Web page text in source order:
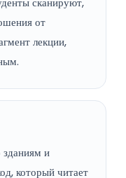
от
лекции,
и
который читает